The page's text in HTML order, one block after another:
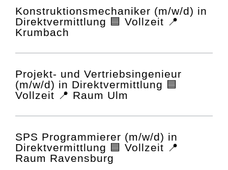
Konstruktionsmechaniker (m/w/d) in
Direktvermittlung 🟦 Vollzeit 📍
Krumbach
Projekt- und Vertriebsingenieur
(m/w/d) in Direktvermittlung 🟦
Vollzeit 📍 Raum Ulm
SPS Programmierer (m/w/d) in
Direktvermittlung 🟦 Vollzeit 📍
Raum Ravensburg